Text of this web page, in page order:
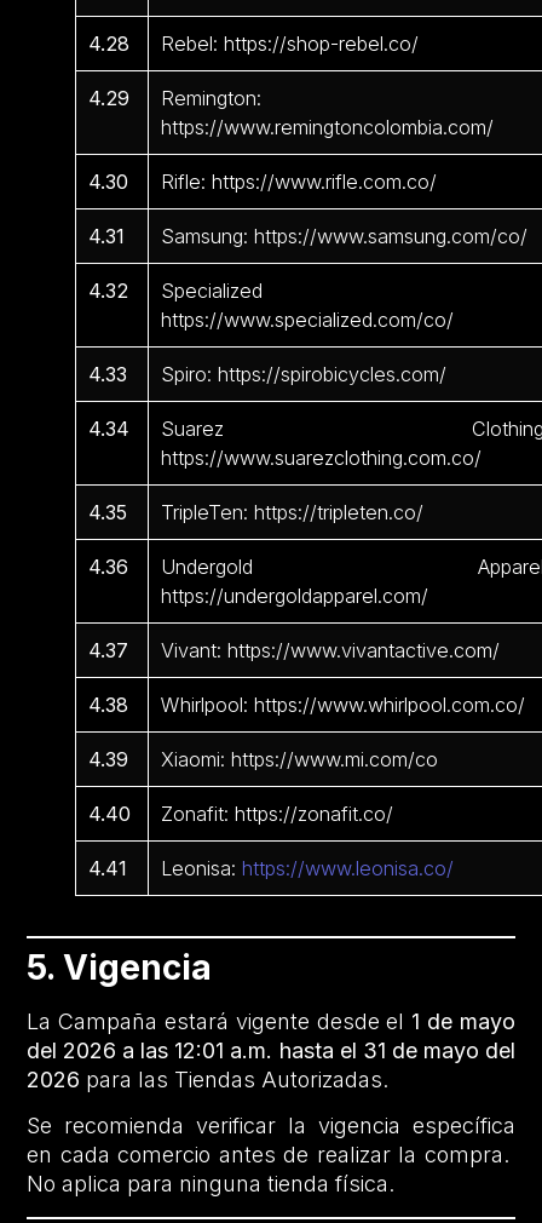
4.28 Rebel: https://shop-rebel.co/
4.29
Remington:
https://www.remingtoncolombia.com/
4.30 Rifle: https://www.rifle.com.co/
4.31 Samsung: https://www.samsung.com/co/
4.32
Specialized
https://www.specialized.com/co/
4.33 Spiro: https://spirobicycles.com/
4.34
Suarez
https://www.suarezclothing.com.co/
4.35 TripleTen: https://tripleten.co/
4.36
Undergold
https://undergoldapparel.com/
4.37 Vivant: https://www.vivantactive.com/
4.38 Whirlpool: https://www.whirlpool.com.co/
4.39 Xiaomi: https://www.mi.com/co
4.40 Zonafit: https://zonafit.co/
4.41 Leonisa:https://www.leonisa.co/
5. Vigencia
La Campaña estará vigente desde el 1 de mayo
del 2026 a las 12:01 a.m. hasta el 31 de mayo del
2026 para las Tiendas Autorizadas.
Se recomienda verificar la vigencia específica
en cada comercio antes de realizar la compra.
No aplica para ninguna tienda física.